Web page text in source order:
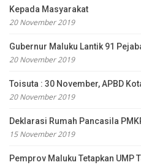
Kepada Masyarakat
20 November 2019
Gubernur Maluku Lantik 91
20 November 2019
Toisuta : 30 November, APBD
20 November 2019
Deklarasi Rumah Pancasila
15 November 2019
Pemprov Maluku Tetapkan UMP